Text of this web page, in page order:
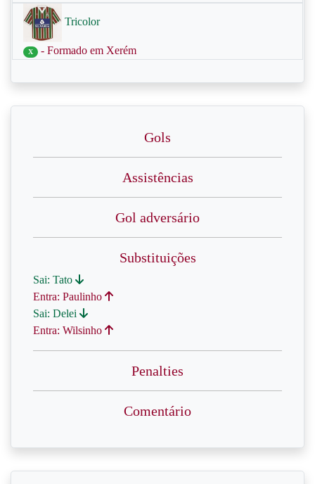
Tricolor
X - Formado em Xerém
Gols
Assistências
Gol adversário
Substituições
Sai: Tato
Entra: Paulinho
Sai: Delei
Entra: Wilsinho
Penalties
Comentário